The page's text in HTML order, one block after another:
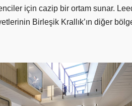
için cazip bir ortam sunar.
Birleşik Krallık’ın diğer